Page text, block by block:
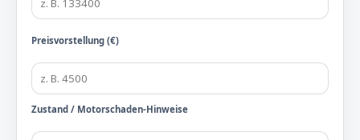
Preisvorstellung (€)
Zustand / Motorschaden-Hinweise